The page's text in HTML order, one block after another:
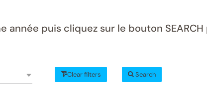
année puis cliquez sur le bouton
Clear filters Search